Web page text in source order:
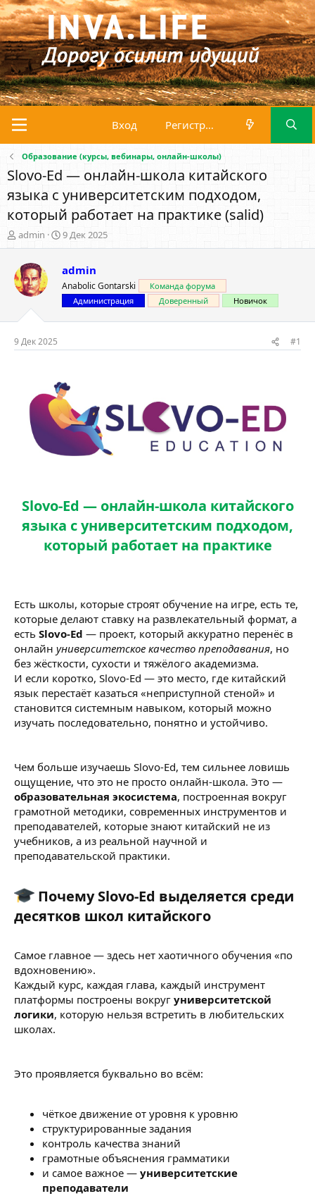
Вход Регистрация
Образование (курсы, вебинары, онлайн-школы)
Slovo-Ed — онлайн-школа китайского
языка с университетским подходом,
который работает на практике (salid)
А
в
о
р
т
м
ы
admin
Д
а
а
н
а
ч
а
а
9 Дек 2025
admin
Anabolic Gontarski
Команда форума
Администрация
Доверенный Новичок
9 Дек 2025 #1
Slovo-Ed — онлайн-школа китайского
языка с университетским подходом,
который работает на практике
Есть школы, которые строят обучение на игре, есть те,
которые делают ставку на развлекательный формат, а
есть Slovo-Ed — проект, который аккуратно перенёс в
онлайн университетское качество преподавания, но
без жёсткости, сухости и тяжёлого академизма.
И если коротко, Slovo-Ed — это место, где китайский
язык перестаёт казаться «неприступной стеной» и
становится системным навыком, который можно
изучать последовательно, понятно и устойчиво.
Чем больше изучаешь Slovo-Ed, тем сильнее ловишь
ощущение, что это не просто онлайн-школа. Это —
образовательная экосистема, построенная вокруг
грамотной методики, современных инструментов и
преподавателей, которые знают китайский не из
учебников, а из реальной научной и
преподавательской практики.
Почему Slovo-Ed выделяется среди
десятков школ китайского​
Самое главное — здесь нет хаотичного обучения «по
вдохновению».
Каждый курс, каждая глава, каждый инструмент
платформы построены вокруг университетской
логики, которую нельзя встретить в любительских
школах.
Это проявляется буквально во всём:
чёткое движение от уровня к уровню
структурированные задания
контроль качества знаний
грамотные объяснения грамматики
и самое важное — университетские
преподаватели